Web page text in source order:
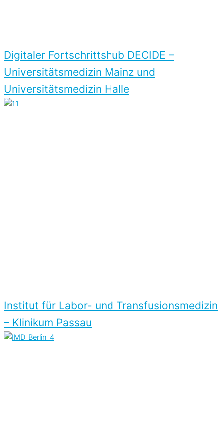
Digitaler Fortschritts­hub DECIDE –
Universitäts­medizin Mainz und
Universitäts­medizin Halle
Institut für Labor- und Transfusions­medizin
– Klinikum Passau